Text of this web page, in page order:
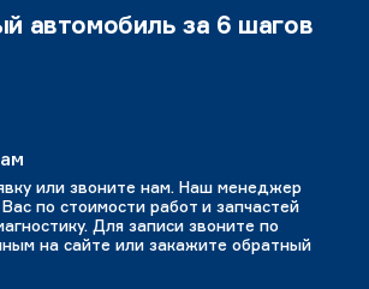
автомобиль за 6 шагов
или звоните нам. Наш менеджер
по стоимости работ и запчастей
Для записи звоните по
на сайте или закажите обратный